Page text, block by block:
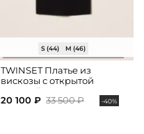
S (44) M (46)
TWINSET Платье из
вискозы с открытой
спинкой
20 100 ₽ 33 500 ₽ -40%